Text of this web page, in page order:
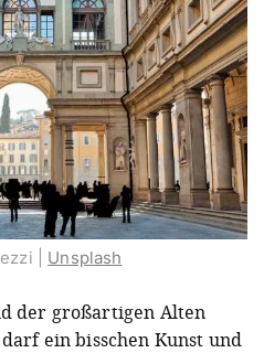
| Unsplash
der großartigen Alten
ein bisschen Kunst und